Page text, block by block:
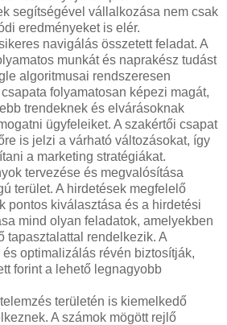
segítségével vállalkozása nem csak
eredményeket is elér.
navigálás összetett feladat. A
munkát és naprakész tudást
algoritmusai rendszeresen
folyamatosan képezi magát,
trendeknek és elvárásoknak
ügyfeleiket. A szakértői csapat
is jelzi a várható változásokat, így
a marketing stratégiákat.
tervezése és megvalósítása
terület. A hirdetések megfelelő
pontos kiválasztása és a hirdetési
mind olyan feladatok, amelyekben
tapasztalattal rendelkezik. A
optimalizálás révén biztosítják,
forint a lehető legnagyobb
területén is kiemelkedő
A számok mögött rejlő